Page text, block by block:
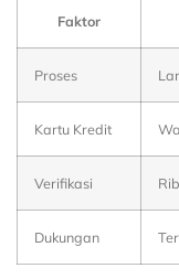
Faktor
Proses
Kartu Kredit
Verifikasi
Dukungan